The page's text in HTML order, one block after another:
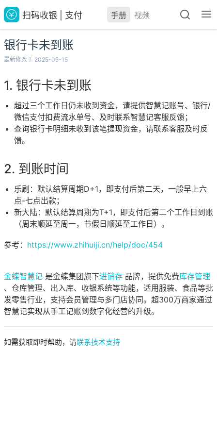
扫码收银 | 支付 手册 视频
银行卡未到账
最新修改于 2025-05-15
银行卡未到账
超过三个工作日仍未收到资金，请提供智慧记账号、银行/
微信支付扣费流水单号、及时联系智慧记客服反馈；
查询银行卡明细未收到该笔提现资金，请联系客服及时反
馈。
到账时间
乐刷：默认结算周期D+1，即支付后第二天，一般早上六
点-七点出款；
新大陆：默认结算周期为T+1，即支付后第二个工作日到账
（周末顺延至周一，节假日顺延至工作日）。
参考： https://www.zhihuiji.cn/help/doc/454
金蝶智慧记 是金蝶集团旗下进销存 品牌，提供免费库存管理
、仓库管理、出入库、收银系统等功能，适用服装、食品等批
发零售行业，支持会员管理与多门店协同。超300万商家通过
智慧记实现从手工记账到数字化经营的升级。
如需获取即时帮助，请联系技术支持